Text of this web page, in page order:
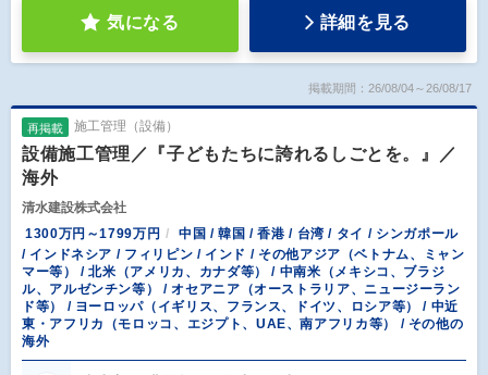
気になる 詳細を見る
掲載期間：26/08/04～26/08/17
再掲載 施工管理（設備）
設備施工管理／『子どもたちに誇れるしごとを。』／
海外
清水建設株式会社
1300万円～1799万円
中国 / 韓国 / 香港 / 台湾 / タイ / シンガポール
/ インドネシア / フィリピン / インド / その他アジア（ベトナム、ミャン
マー等） / 北米（アメリカ、カナダ等） / 中南米（メキシコ、ブラジ
ル、アルゼンチン等） / オセアニア（オーストラリア、ニュージーラン
ド等） / ヨーロッパ（イギリス、フランス、ドイツ、ロシア等） / 中近
東・アフリカ（モロッコ、エジプト、UAE、南アフリカ等） / その他の
海外